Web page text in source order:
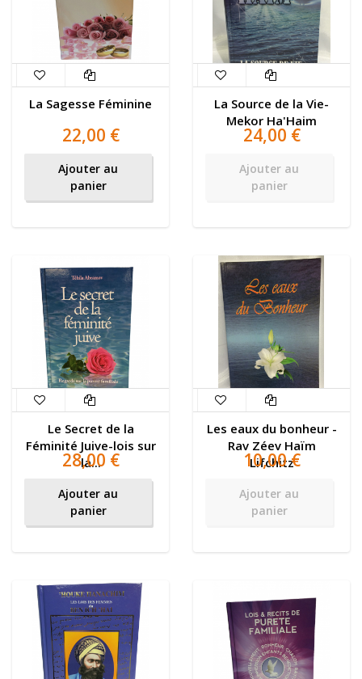
La Sagesse Féminine
22,00 €
Ajouter au
panier
La Source de la Vie-
Mekor Ha'Haim
24,00 €
Ajouter au
panier
Le Secret de la
Féminité Juive-lois sur
la...
28,00 €
Ajouter au
panier
Les eaux du bonheur -
Rav Zéev Haïm
Lifchitz
10,00 €
Ajouter au
panier